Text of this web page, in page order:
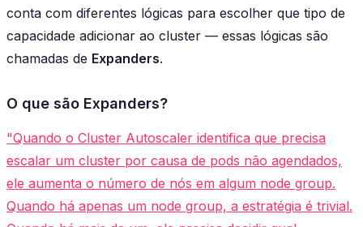
conta com diferentes lógicas para escolher que tipo de
capacidade adicionar ao cluster — essas lógicas são
chamadas de Expanders.
O que são Expanders?
"Quando o Cluster Autoscaler identifica que precisa
escalar um cluster por causa de pods não agendados,
ele aumenta o número de nós em algum node group.
Quando há apenas um node group, a estratégia é trivial.